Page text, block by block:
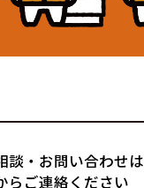
談・お問い合わせは
らご連絡ください